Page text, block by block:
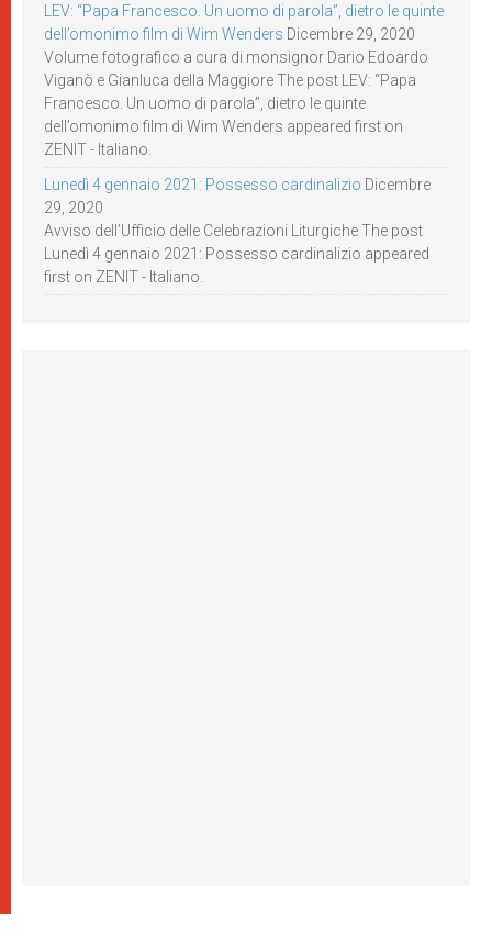
LEV: “Papa Francesco. Un uomo di parola”, dietro le quinte
dell’omonimo film di Wim Wenders Dicembre 29, 2020
Volume fotografico a cura di monsignor Dario Edoardo
Viganò e Gianluca della Maggiore The post LEV: “Papa
Francesco. Un uomo di parola”, dietro le quinte
dell’omonimo film di Wim Wenders appeared first on
ZENIT - Italiano.
Lunedì 4 gennaio 2021: Possesso cardinalizio Dicembre
29, 2020
Avviso dell’Ufficio delle Celebrazioni Liturgiche The post
Lunedì 4 gennaio 2021: Possesso cardinalizio appeared
first on ZENIT - Italiano.